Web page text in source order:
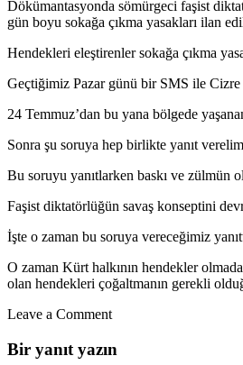
Dökümantasyonda sömürgeci faşist
gün boyu sokağa çıkma yasakları ilan
Hendekleri eleştirenler sokağa çıkma
Geçtiğimiz Pazar günü bir SMS ile Cizre
24 Temmuz’dan bu yana bölgede
Sonra şu soruya hep birlikte yanıt
Bu soruyu yanıtlarken baskı ve zülmün
Faşist diktatörlüğün savaş konseptini
İşte o zaman bu soruya vereceğimiz
O zaman Kürt halkının hendekler
olan hendekleri çoğaltmanın gerekli
Leave a Comment
Bir yanıt yazın